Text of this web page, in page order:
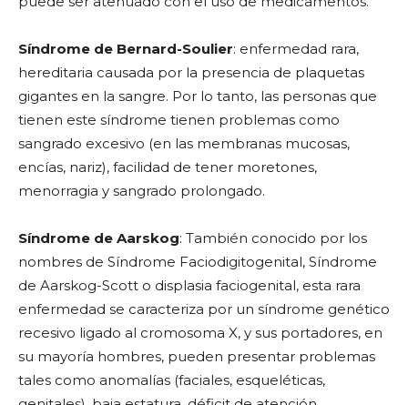
Síndrome de Bernard-Soulier: enfermedad rara,
hereditaria causada por la presencia de plaquetas
gigantes en la sangre. Por lo tanto, las personas que
tienen este síndrome tienen problemas como
sangrado excesivo (en las membranas mucosas,
encías, nariz), facilidad de tener moretones,
menorragia y sangrado prolongado.
Síndrome de Aarskog: También conocido por los
nombres de Síndrome Faciodigitogenital, Síndrome
de Aarskog-Scott o displasia faciogenital, esta rara
enfermedad se caracteriza por un síndrome genético
recesivo ligado al cromosoma X, y sus portadores, en
su mayoría hombres, pueden presentar problemas
tales como anomalías (faciales, esqueléticas,